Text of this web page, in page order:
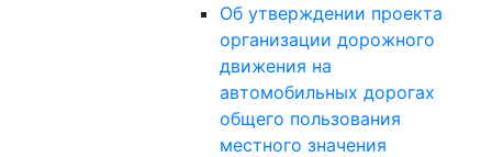
Об утверждении проекта
организации дорожного
движения на
автомобильных дорогах
общего пользования
местного значения